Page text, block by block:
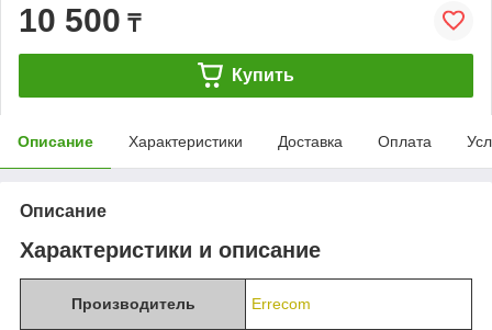
10 500 ₸
Купить
Описание Характеристики Доставка Оплата
Описание
Характеристики и описание
Производитель Errecom